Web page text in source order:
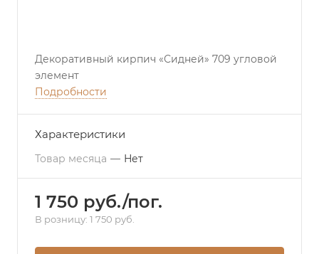
Декоративный кирпич «Сидней» 709 угловой
элемент
Подробности
Характеристики
Товар месяца — Нет
1 750 руб./пог.
В розницу: 1 750 руб.